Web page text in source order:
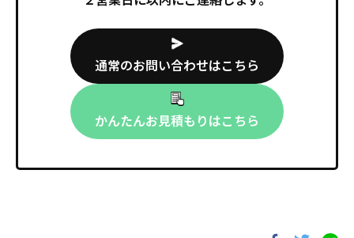
通常のお問い合わせはこちら
かんたんお見積もりはこちら